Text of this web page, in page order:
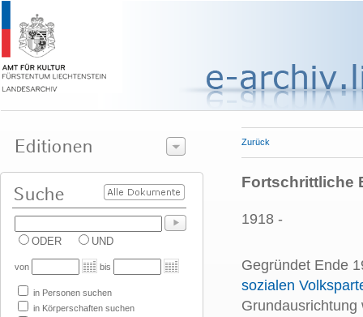
ODER UND
von bis
in Personen suchen
in Körperschaften suchen
Zurück
Fortschrittliche
1918 -
Gegründet Ende
sozialen